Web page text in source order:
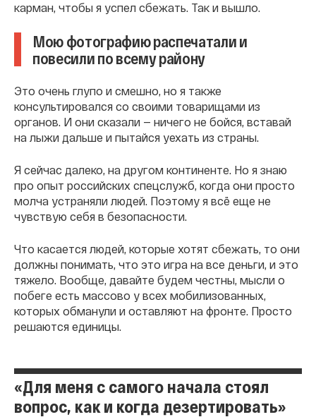
карман, чтобы я успел сбежать. Так и вышло.
Мою фотографию распечатали и
повесили по всему району
Это очень глупо и смешно, но я также
консультировался со своими товарищами из
органов. И они сказали — ничего не бойся, вставай
на лыжи дальше и пытайся уехать из страны.
Я сейчас далеко, на другом континенте. Но я знаю
про опыт российских спецслужб, когда они просто
молча устраняли людей. Поэтому я всё еще не
чувствую себя в безопасности.
Что касается людей, которые хотят сбежать, то они
должны понимать, что это игра на все деньги, и это
тяжело. Вообще, давайте будем честны, мысли о
побеге есть массово у всех мобилизованных,
которых обманули и оставляют на фронте. Просто
решаются единицы.
«Для меня с самого начала стоял
вопрос, как и когда дезертировать»